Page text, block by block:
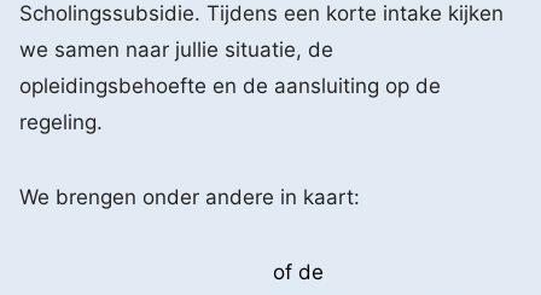
Scholingssubsidie. Tijdens een korte intake kijken
we samen naar jullie situatie, de
opleidingsbehoefte en de aansluiting op de
regeling.
We brengen onder andere in kaart:
of de